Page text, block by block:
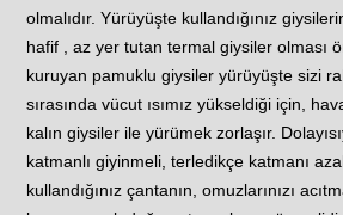
olmalıdır. Yürüyüşte kullandığınız
hafif , az yer tutan termal giysiler olması
kuruyan pamuklu giysiler yürüyüşte sizi
sırasında vücut ısımız yükseldiği için,
kalın giysiler ile yürümek zorlaşır.
katmanlı giyinmeli, terledikçe katmanı
kullandığınız çantanın, omuzlarınızı